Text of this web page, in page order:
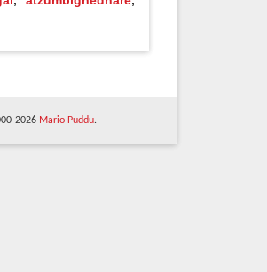
2026 Mario Puddu.